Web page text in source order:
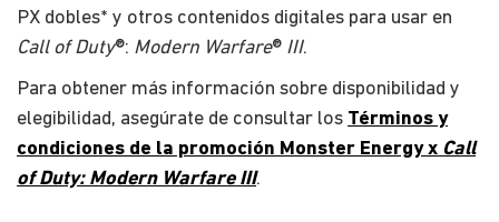
PX dobles* y otros contenidos digitales para usar en
Call of Duty®: Modern Warfare® III.
Para obtener más información sobre disponibilidad y
elegibilidad, asegúrate de consultar los Términos y
condiciones de la promoción Monster Energy x Call
of Duty: Modern Warfare III.